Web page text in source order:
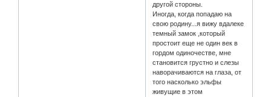
другой стороны.
Иногда, когда попадаю на
свою родину...я вижу вдалеке
темный замок ,который
простоит еще не один век в
гордом одиночестве, мне
становится грустно и слезы
наворачиваются на глаза, от
того насколько эльфы
живущие в этом